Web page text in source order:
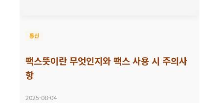
통신
팩스뜻이란 무엇인지와 팩스 사용 시 주의사
항
2025-08-04